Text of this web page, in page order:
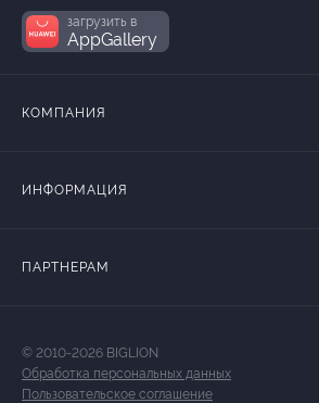
загрузить в
AppGallery
КОМПАНИЯ
ИНФОРМАЦИЯ
ПАРТНЕРАМ
© 2010-2026 BIGLION
Обработка персональных данных
Пользовательское соглашение